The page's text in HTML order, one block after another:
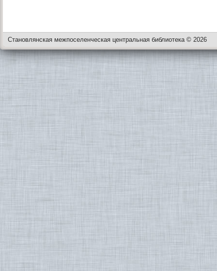
Становлянская межпоселенческая центральная библиотека © 2026